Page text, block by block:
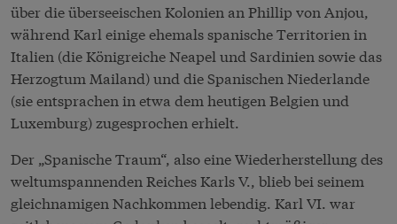
über die überseeischen Kolonien an Phillip von Anjou,
während Karl einige ehemals spanische Territorien in
Italien (die Königreiche Neapel und Sardinien sowie das
Herzogtum Mailand) und die Spanischen Niederlande
(sie entsprachen in etwa dem heutigen Belgien und
Luxemburg) zugesprochen erhielt.
Der „Spanische Traum“, also eine Wiederherstellung des
weltumspannenden Reiches Karls V., blieb bei seinem
gleichnamigen Nachkommen lebendig. Karl VI. war